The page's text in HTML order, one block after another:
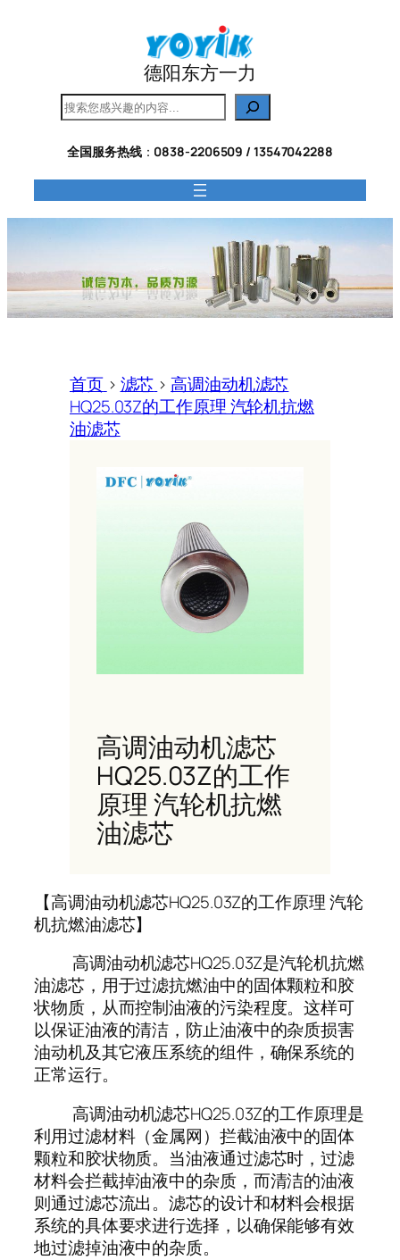
德阳东方一力
搜
索
全国服务热线： 0838-2206509 / 13547042288
首页 > 滤芯 >高调油动机滤芯
HQ25.03Z的工作原理 汽轮机抗燃
油滤芯
高调油动机滤芯
HQ25.03Z的工作
原理 汽轮机抗燃
油滤芯
【高调油动机滤芯HQ25.03Z的工作原理 汽轮
机抗燃油滤芯】
高调油动机滤芯HQ25.03Z是汽轮机抗燃
油滤芯，用于过滤抗燃油中的固体颗粒和胶
状物质，从而控制油液的污染程度。这样可
以保证油液的清洁，防止油液中的杂质损害
油动机及其它液压系统的组件，确保系统的
正常运行。
高调油动机滤芯HQ25.03Z的工作原理是
利用过滤材料（金属网）拦截油液中的固体
颗粒和胶状物质。当油液通过滤芯时，过滤
材料会拦截掉油液中的杂质，而清洁的油液
则通过滤芯流出。滤芯的设计和材料会根据
系统的具体要求进行选择，以确保能够有效
地过滤掉油液中的杂质。